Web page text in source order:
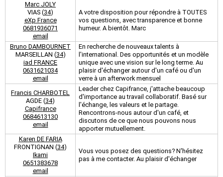
Marc JOLY
VIAS (34)
eXp France
0681936071
email
A votre disposition pour répondre à TOUTES
vos questions, avec transparence et bonne
humeur. A bientôt. Marc
Bruno DAMBOURNET
MARSEILLAN (34)
iad FRANCE
0631621034
email
En recherche de nouveaux talents à
l'international. Des opportunités et un modèle
unique avec une vision sur le long terme. Au
plaisir d'échanger autour d'un café ou d'un
verre à un afterwork mensuel
Francis CHARBOTEL
AGDE (34)
Capifrance
0684613130
email
Leader chez Capifrance, j'attache beaucoup
d'importance au travail collaboratif. Basé sur
l'échange, les valeurs et le partage.
Rencontrons-nous autour d'un café, et
discutons de ce que nous pouvons nous
apporter mutuellement.
Karen DE FARIA
FRONTIGNAN (34)
Ikami
0651383678
email
Vous vous posez des questions? N'hésitez
pas à me contacter. Au plaisir d'échanger